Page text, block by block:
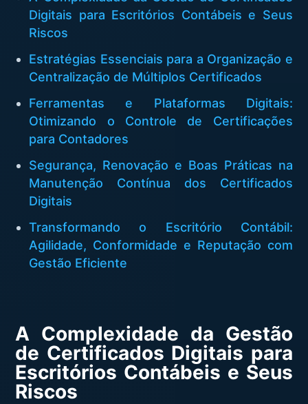
Digitais para Escritórios Contábeis e Seus
Riscos
Estratégias Essenciais para a Organização e
Centralização de Múltiplos Certificados
Ferramentas e Plataformas Digitais:
Otimizando o Controle de Certificações
para Contadores
Segurança, Renovação e Boas Práticas na
Manutenção Contínua dos Certificados
Digitais
Transformando o Escritório Contábil:
Agilidade, Conformidade e Reputação com
Gestão Eficiente
A Complexidade da Gestão
de Certificados Digitais para
Escritórios Contábeis e Seus
Riscos